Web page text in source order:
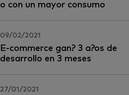
o con un mayor consumo
09/02/2021
E-commerce gan? 3 a?os de
desarrollo en 3 meses
27/01/2021